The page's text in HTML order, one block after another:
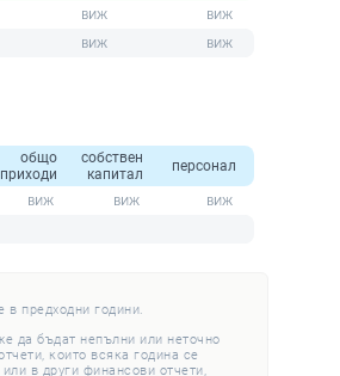
общо
приходи
собствен
капитал
персонал
в предходни години.
да бъдат непълни или неточно
които всяка година се
в други финансови отчети,